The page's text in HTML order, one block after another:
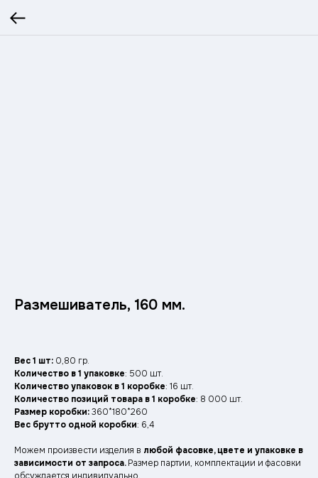
Размешиватель, 160 мм.
Вес 1 шт: 0,80 гр.
Количество в 1 упаковке: 500 шт.
Количество упаковок в 1 коробке: 16 шт.
Количество позиций товара в 1 коробке: 8 000 шт.
Размер коробки:360*180*260
Вес брутто одной коробки: 6,4
Можем произвести изделия в любой фасовке, цвете и упаковке в
зависимости от запроса.Размер партии, комплектации и фасовки